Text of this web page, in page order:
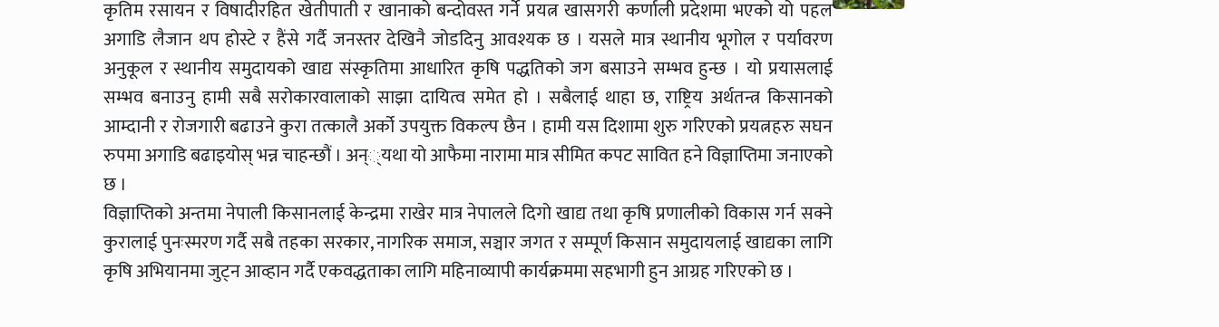
कृतिम रसायन र विषादीरहित खेतीपाती र खानाको बन्दोवस्त गर्ने प्रयत्न खासगरी कर्णाली प्रदेशमा भएको यो पहल
अगाडि लैजान थप होस्टे र हैंसे गर्दै जनस्तर देखिनै जोडदिनु आवश्यक छ । यसले मात्र स्थानीय भूगोल र पर्यावरण
अनुकूल र स्थानीय समुदायको खाद्य संस्कृतिमा आधारित कृषि पद्धतिको जग बसाउने सम्भव हुन्छ । यो प्रयासलाई
सम्भव बनाउनु हामी सबै सरोकारवालाको साझा दायित्व समेत हो । सबैलाई थाहा छ, राष्ट्रिय अर्थतन्त्र किसानको
आम्दानी र रोजगारी बढाउने कुरा तत्कालै अर्को उपयुक्त विकल्प छैन । हामी यस दिशामा शुरु गरिएको प्रयत्नहरु सघन
रुपमा अगाडि बढाइयोस् भन्न चाहन्छौं । अन््यथा यो आफैमा नारामा मात्र सीमित कपट सावित हने विज्ञाप्तिमा जनाएको
छ ।
विज्ञाप्तिको अन्तमा नेपाली किसानलाई केन्द्रमा राखेर मात्र नेपालले दिगो खाद्य तथा कृषि प्रणालीको विकास गर्न सक्ने
कुरालाई पुनःस्मरण गर्दै सबै तहका सरकार, नागरिक समाज, सञ्चार जगत र सम्पूर्ण किसान समुदायलाई खाद्यका लागि
कृषि अभियानमा जुट्न आव्हान गर्दै एकवद्धताका लागि महिनाव्यापी कार्यक्रममा सहभागी हुन आग्रह गरिएको छ ।